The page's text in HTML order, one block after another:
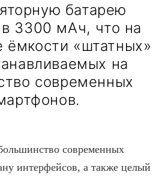
батарею
3300 мАч, что на
ёмкости «штатных»
на
современных
современных
интерфейсов, а также целый